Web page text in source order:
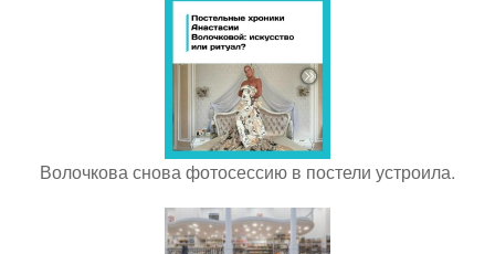
Волочкова снова фотосессию в постели устроила.